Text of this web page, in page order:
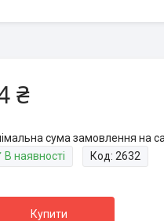
₴
сума замовлення на
В наявності
Код: 2632
Купити